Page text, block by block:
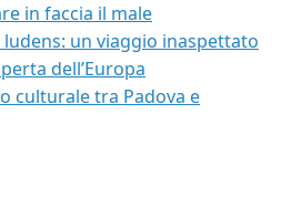
in faccia il male
ludens: un viaggio inaspettato
dell’Europa
culturale tra Padova e